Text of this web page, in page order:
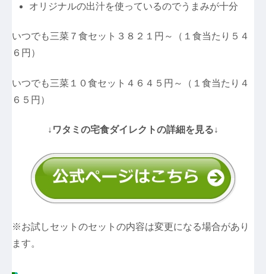
オリジナルの出汁を使っているのでうまみが十分
いつでも三菜７食セット３８２１円～（１食当たり５４
６円）
いつでも三菜１０食セット４６４５円～（１食当たり４
６５円）
↓ワタミの宅食ダイレクトの詳細を見る↓
※お試しセットのセットの内容は変更になる場合があり
ます。